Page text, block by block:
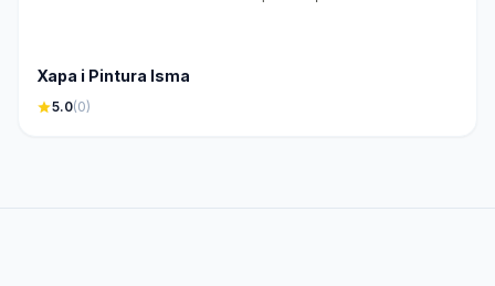
Xapa i Pintura Isma
star5.0(0)